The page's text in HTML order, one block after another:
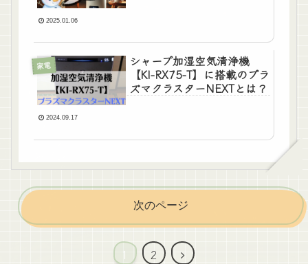
2025.01.06
家電
シャープ加湿空気清浄機
【KI-RX75-T】に搭載のプラ
ズマクラスターNEXTとは？
2024.09.17
次のページ
1 2
次